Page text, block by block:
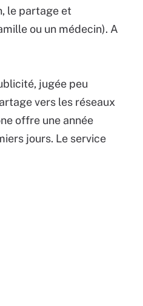
le partage et
ou un médecin). A
jugée peu
vers les réseaux
offre une année
jours. Le service